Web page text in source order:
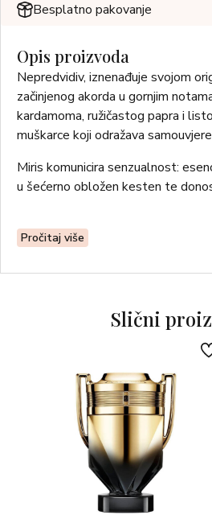
Besplatno pakovanje
Opis proizvoda
Nepredvidiv, iznenađuje svojom
začinjenog akorda u gornjim
kardamoma, ružičastog papra i
muškarce koji odražava
Miris komunicira senzualnost:
u šećerno obložen kesten te
Pročitaj više
Slični